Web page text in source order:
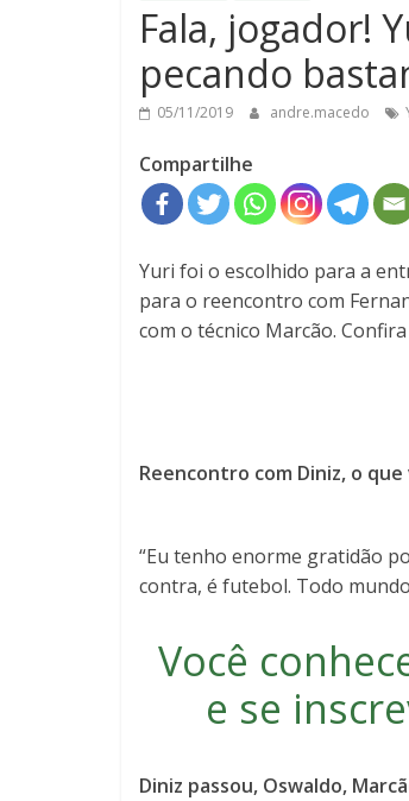
Fala, jogador!
pecando
05/11/2019 andre.macedo
Compartilhe
Yuri foi o escolhido para a
para o reencontro com
com o técnico Marcão.
Reencontro com Diniz, o
“Eu tenho enorme gratidão
contra, é futebol. Todo
Você
e se
Diniz passou, Oswaldo,